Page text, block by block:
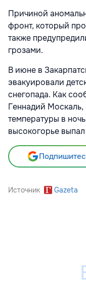
Причиной
фронт, который
также
грозами.
В июне в
эвакуировали
снегопада. Как
Геннадий
температуры в
высокогорье выпал
Источник Gazeta